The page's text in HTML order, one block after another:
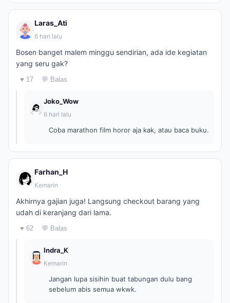
Laras_Ati
6 hari lalu
Bosen banget malem minggu sendirian, ada ide kegiatan
yang seru gak?
♥ 17 💬 Balas
Joko_Wow
6 hari lalu
Coba marathon film horor aja kak, atau baca buku.
Farhan_H
Kemarin
Akhirnya gajian juga! Langsung checkout barang yang
udah di keranjang dari lama.
♥ 62 💬 Balas
Indra_K
Kemarin
Jangan lupa sisihin buat tabungan dulu bang
sebelum abis semua wkwk.